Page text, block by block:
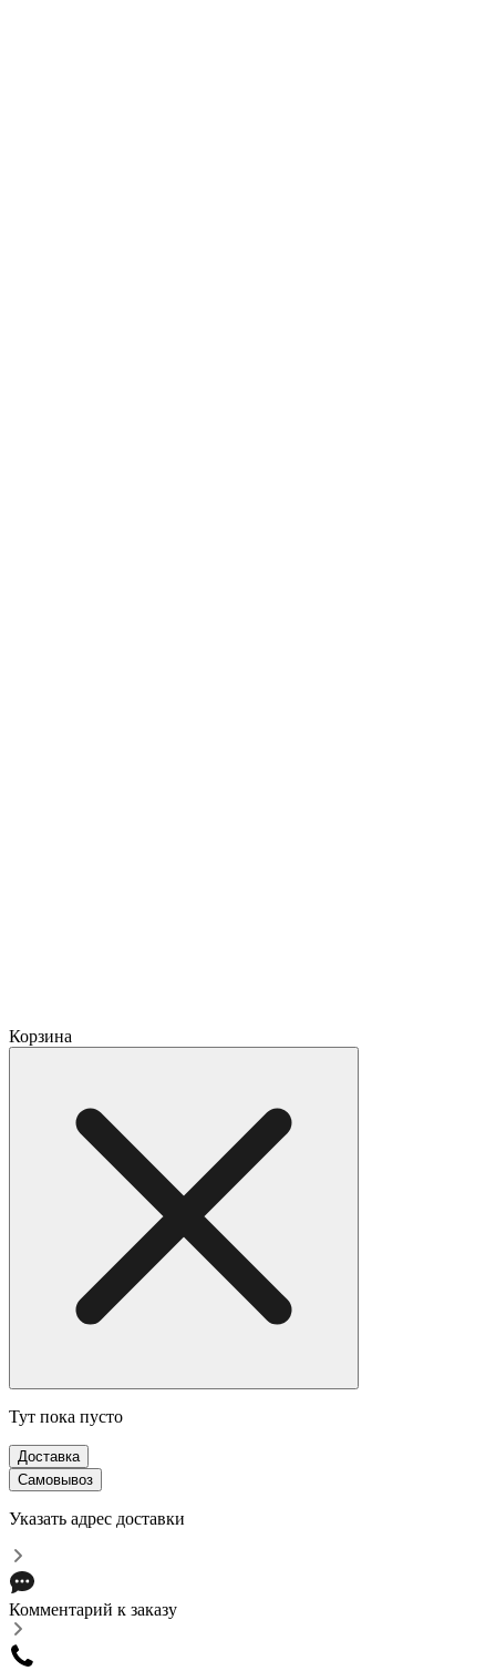
Корзина
Тут пока пусто
Доставка
Самовывоз
Указать адрес доставки
Комментарий к заказу